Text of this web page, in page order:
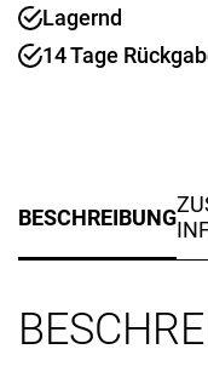
SUKIHIKI
240
mm
Lagernd
14 Tage
BESCHREIBUNG